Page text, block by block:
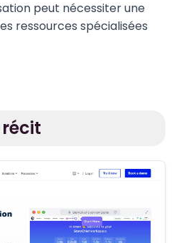
peut nécessiter une
ressources spécialisées